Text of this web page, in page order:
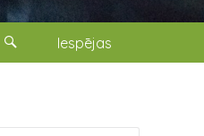
Iespējas